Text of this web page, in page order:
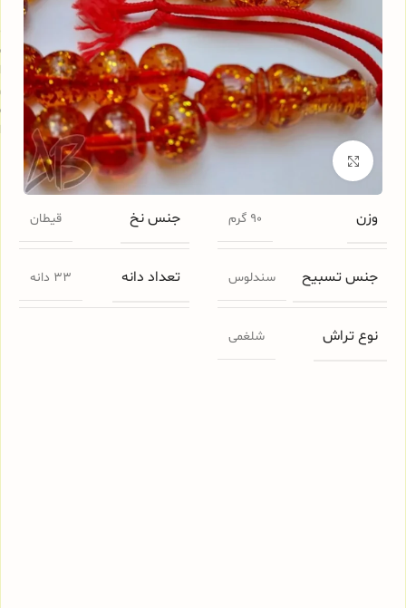
برای بزرگنمایی کلیک کنید
وزن 90 گرم جنس نخ قیطان
جنس تسبیح سندلوس تعداد دانه 33 دانه
نوع تراش شلغمی